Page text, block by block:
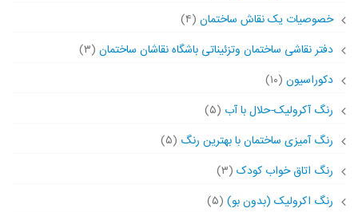
خصوصیات یک نقاش ساختمان (۴)
دفتر نقاشی ساختمان وتزئیناتی باشگاه نقاشان ساختمان (۳)
دکوراسیون (۱۰)
رنگ آکرولیک-حلال با آب (۵)
رنگ آمیزی ساختمان با بهترین رنگ (۵)
رنگ اتاق خواب کودک (۳)
رنگ اکرولیک (بدون بو) (۵)